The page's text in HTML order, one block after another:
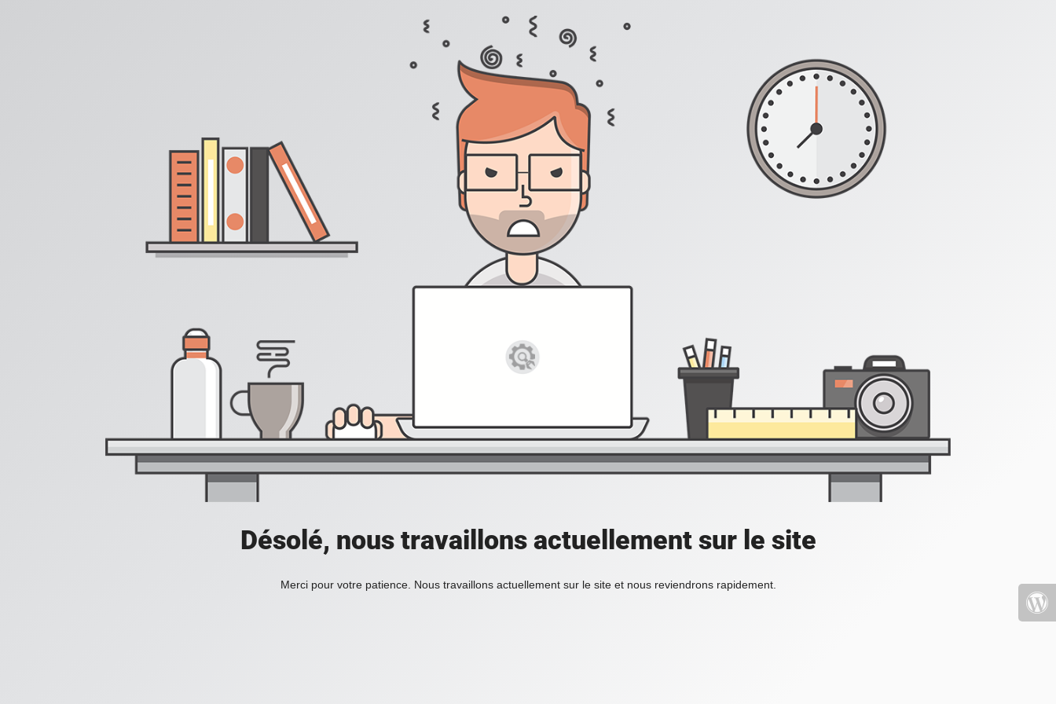
Désolé, nous travaillons actuellement sur le site
Merci pour votre patience. Nous travaillons actuellement sur le site et nous reviendrons rapidement.